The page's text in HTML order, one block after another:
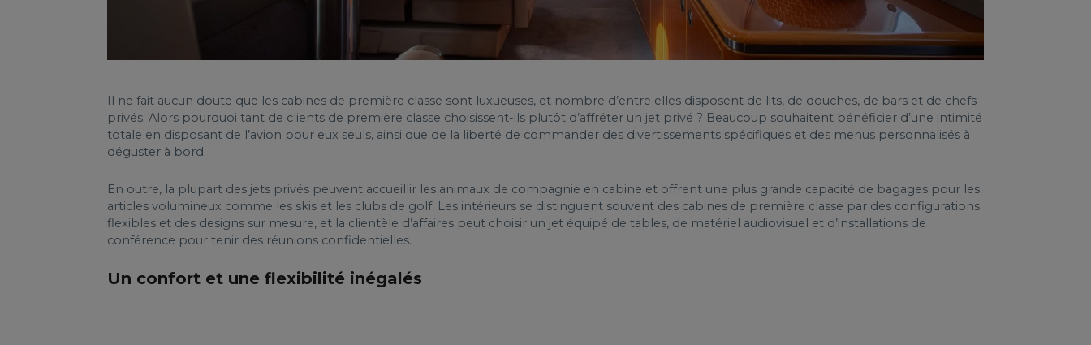
Il ne fait aucun doute que les cabines de première classe sont luxueuses, et nombre d’entre elles disposent de lits, de douches, de bars et de chefs
privés. Alors pourquoi tant de clients de première classe choisissent-ils plutôt d’affréter un jet privé ? Beaucoup souhaitent bénéficier d’une intimité
totale en disposant de l’avion pour eux seuls, ainsi que de la liberté de commander des divertissements spécifiques et des menus personnalisés à
déguster à bord.
En outre, la plupart des jets privés peuvent accueillir les animaux de compagnie en cabine et offrent une plus grande capacité de bagages pour les
articles volumineux comme les skis et les clubs de golf. Les intérieurs se distinguent souvent des cabines de première classe par des configurations
flexibles et des designs sur mesure, et la clientèle d’affaires peut choisir un jet équipé de tables, de matériel audiovisuel et d’installations de
conférence pour tenir des réunions confidentielles.
Un confort et une flexibilité inégalés